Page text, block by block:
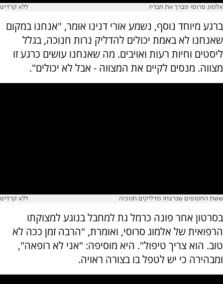
אלמוג סרוסי מברך את חבריו ללא קרדיט
ברגע מיוחד נוסף, נשמע אורי דנינו אומר, "אנחנו במקום
שאנחנו לא באמת יכולים להדליק נרות חנוכה, בגלל
ליסטים וחיות רעות ואויבים. מה שאנחנו עושים כרגע זו
מצווה. מנסים לקיים את המצווה - אבל לא יכולים".
ששת החטופים שנרצחו מדליקים חנוכיה ללא קרדיט
בסרטון אחר פונה כרמל גת למחבל בנוגע למצוקתו
הרפואית של אלמוג סרוסי, ואומרת, "הרבה זמן ככה לא
טוב. הוא צריך טיפול". היא מוסיפה: "אני לא רופאה",
ומבהירה כי יש לטפל בו בצורה ראויה.